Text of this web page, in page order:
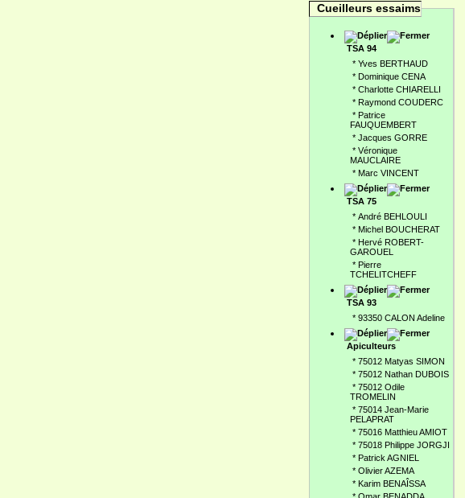
Cueilleurs essaims
TSA 94
* Yves BERTHAUD
* Dominique CENA
* Charlotte CHIARELLI
* Raymond COUDERC
* Patrice
FAUQUEMBERT
* Jacques GORRE
* Véronique
MAUCLAIRE
* Marc VINCENT
TSA 75
* André BEHLOULI
* Michel BOUCHERAT
* Hervé ROBERT-
GAROUEL
* Pierre
TCHELITCHEFF
TSA 93
* 93350 CALON Adeline
Apiculteurs
* 75012 Matyas SIMON
* 75012 Nathan DUBOIS
* 75012 Odile
TROMELIN
* 75014 Jean-Marie
PELAPRAT
* 75016 Matthieu AMIOT
* 75018 Philippe JORGJI
* Patrick AGNIEL
* Olivier AZEMA
* Karim BENAÎSSA